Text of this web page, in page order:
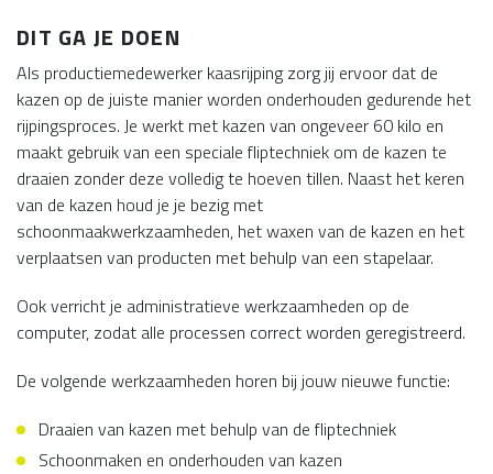
DIT GA JE DOEN
Als productiemedewerker kaasrijping zorg jij ervoor dat de
kazen op de juiste manier worden onderhouden gedurende het
rijpingsproces. Je werkt met kazen van ongeveer 60 kilo en
maakt gebruik van een speciale fliptechniek om de kazen te
draaien zonder deze volledig te hoeven tillen. Naast het keren
van de kazen houd je je bezig met
schoonmaakwerkzaamheden, het waxen van de kazen en het
verplaatsen van producten met behulp van een stapelaar.
Ook verricht je administratieve werkzaamheden op de
computer, zodat alle processen correct worden geregistreerd.
De volgende werkzaamheden horen bij jouw nieuwe functie:
Draaien van kazen met behulp van de fliptechniek
Schoonmaken en onderhouden van kazen